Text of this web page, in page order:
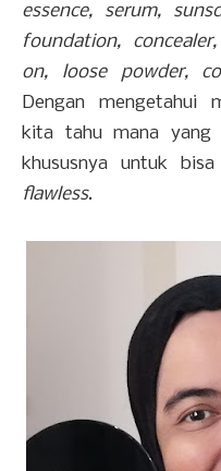
essence, serum,
foundation,
on, loose powder,
Dengan mengetahui
kita tahu mana yang
khususnya untuk
flawless.